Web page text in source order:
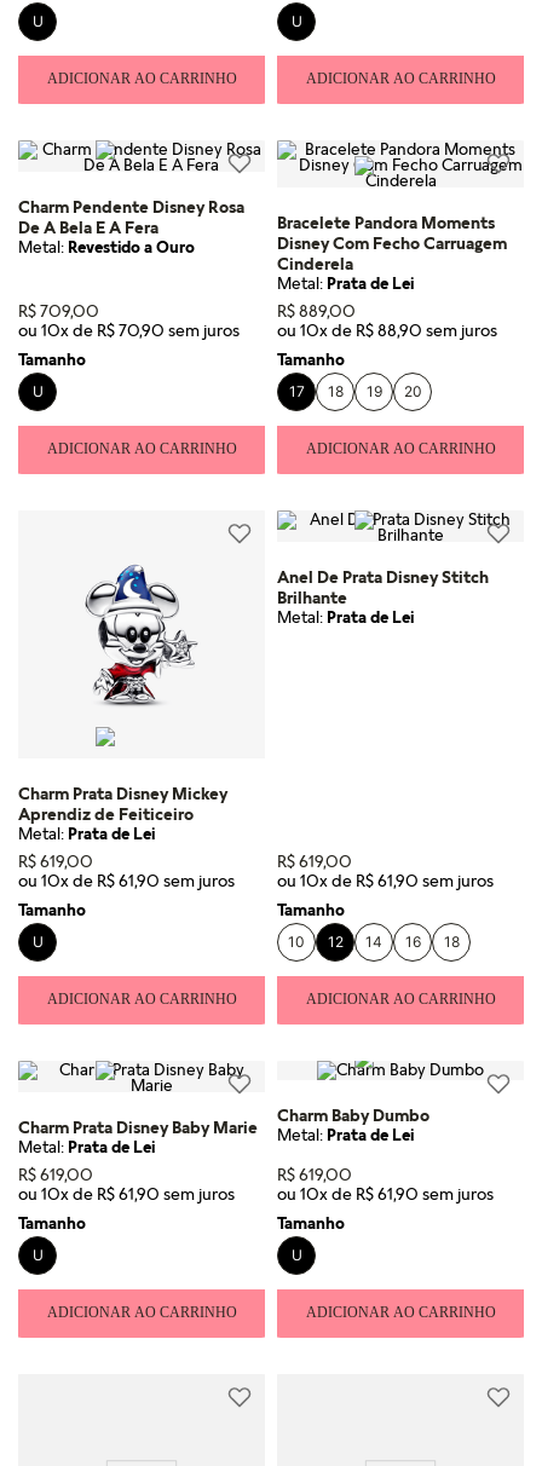
U
ADICIONAR AO CARRINHO
U
ADICIONAR AO CARRINHO
Charm Pendente Disney Rosa
De A Bela E A Fera
Metal:Revestido a Ouro
R$709,00
ou 10x de R$70,90
Tamanho
U
ADICIONAR AO CARRINHO
Bracelete Pandora Moments
Disney Com Fecho Carruagem
Cinderela
Metal:Prata de Lei
R$889,00
ou 10x de R$88,90
Tamanho
17 18 19 20
ADICIONAR AO CARRINHO
Charm Prata Disney Mickey
Aprendiz de Feiticeiro
Metal:Prata de Lei
R$619,00
ou 10x de R$61,90
Tamanho
U
ADICIONAR AO CARRINHO
Anel De Prata Disney Stitch
Brilhante
Metal:Prata de Lei
R$619,00
ou 10x de R$61,90
Tamanho
10 12 14 16 18
ADICIONAR AO CARRINHO
Charm Prata Disney Baby Marie
Metal:Prata de Lei
R$619,00
ou 10x de R$61,90
Tamanho
U
ADICIONAR AO CARRINHO
Charm Baby Dumbo
Metal:Prata de Lei
R$619,00
ou 10x de R$61,90
Tamanho
U
ADICIONAR AO CARRINHO